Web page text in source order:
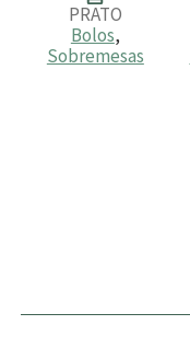
PRATO
Bolos,
Sobremesas